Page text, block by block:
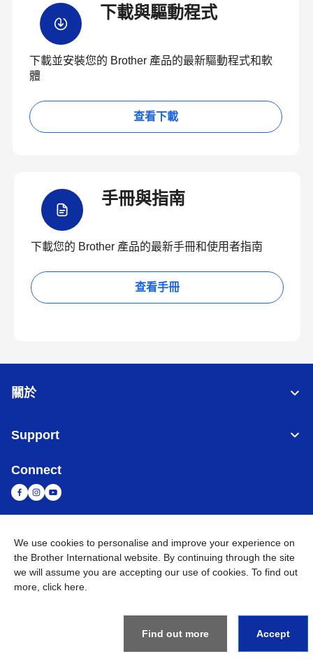
下載與驅動程式
下載並安裝您的 Brother 產品的最新驅動程式和軟
體
查看下載
手冊與指南
下載您的 Brother 產品的最新手冊和使用者指南
查看手冊
關於
Support
Connect
台灣 全球網路
隱私政策 條款與條件 網站地圖 造訪 Brother 全球網站
We use cookies to personalise and improve your experience on
the Brother International website. By continuing through the site
we will assume you are accepting our use of cookies. To find out
more, click here
Find out more Accept